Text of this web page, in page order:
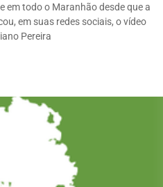
em todo o Maranhão desde que a
em suas redes sociais, o vídeo
Pereira